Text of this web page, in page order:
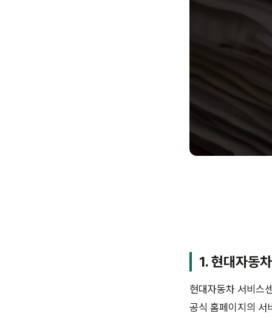
1. 현대자동
현대자동차 서비스
공식 홈페이지의